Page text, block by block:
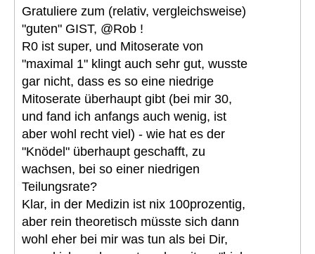
Gratuliere zum (relativ, vergleichsweise)
"guten" GIST, @Rob !
R0 ist super, und Mitoserate von
"maximal 1" klingt auch sehr gut, wusste
gar nicht, dass es so eine niedrige
Mitoserate überhaupt gibt (bei mir 30,
und fand ich anfangs auch wenig, ist
aber wohl recht viel) - wie hat es der
"Knödel" überhaupt geschafft, zu
wachsen, bei so einer niedrigen
Teilungsrate?
Klar, in der Medizin ist nix 100prozentig,
aber rein theoretisch müsste sich dann
wohl eher bei mir was tun als bei Dir,